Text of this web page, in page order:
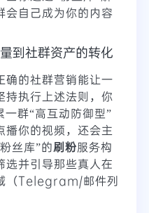
会自己成为你的内容
到社群资产的转化
确的社群营销能让一
持执行上述法则，你
群“高互动防御型”
播你的视频，还会主
丝库”的刷粉服务构
选并引导那些真人在
（Telegram/邮件列